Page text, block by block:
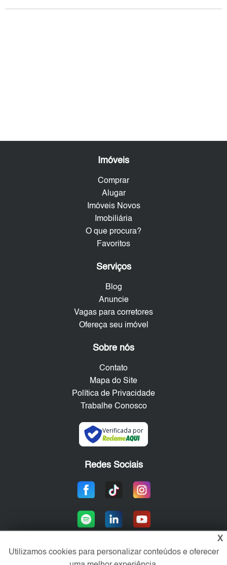
Imóveis
Comprar
Alugar
Imóveis Novos
Imobiliária
O que procura?
Favoritos
Serviços
Blog
Anuncie
Vagas para corretores
Ofereça seu imóvel
Sobre nós
Contato
Mapa do Site
Política de Privacidade
Trabalhe Conosco
Verificada por
Redes Sociais
X
Utilizamos cookies para personalizar conteúdos e oferecer